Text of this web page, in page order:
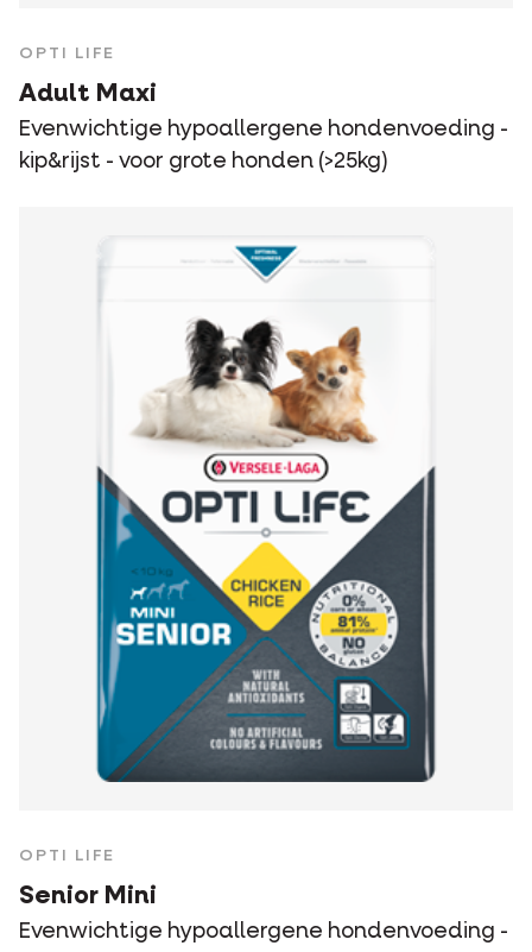
OPTI LIFE
Adult Maxi
Evenwichtige hypoallergene hondenvoeding -
kip&rijst - voor grote honden (>25kg)
OPTI LIFE
Senior Mini
Evenwichtige hypoallergene hondenvoeding -